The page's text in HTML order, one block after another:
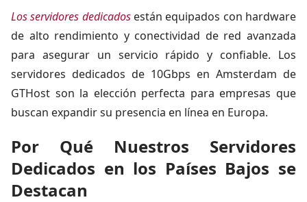
Los servidores dedicadosestán equipados con hardware
de alto rendimiento y conectividad de red avanzada
para asegurar un servicio rápido y confiable. Los
servidores dedicados de 10Gbps en Amsterdam de
GTHost son la elección perfecta para empresas que
buscan expandir su presencia en línea en Europa.
Por Qué Nuestros Servidores
Dedicados en los Países Bajos se
Destacan